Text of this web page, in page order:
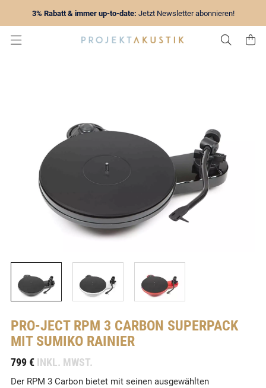
3% Rabatt & immer up-to-date: Jetzt Newsletter abonnieren!
Zur
PRO-JECTRPM 3 CARBON SUPERPACK
MIT SUMIKO RAINIER
799 € INKL. MWST.
Der RPM 3 Carbon bietet mit seinen ausgewählten